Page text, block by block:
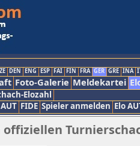
DEN ENG ESP FAI FIN FRA GER GRE INA
Foto-Galerie Meldekartei
Elozahl
FIDE Spieler anmelden Elo